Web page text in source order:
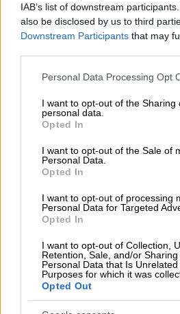
IAB’s list of downstream
also be disclosed by us to third
Downstream Participants that may
Please note that this website/app
not limited to your visit or usage
grant or deny consent to Google
use your data for below specified
consent section.
Personal Data Processing Opt
I want to opt-out of the Sharing
personal data.
Opted In
I want to opt-out of the Sale of
Personal Data.
Opted In
I want to opt-out of processing
Personal Data for Targeted
Opted In
I want to opt-out of Collection,
Retention, Sale, and/or
Personal Data that Is
Purposes for which it was
Opted Out
Οι τιμές τουπετρελαίου
7%, ξεπερνώντας το
αποκλεισμό στις ιρανικές
ΔΙΑΒΑΣΤΕ ΕΠΙΣΗΣ
Οικονομία|13.04.2026 11:10
e-ΕΦΚΑ-ΔΥΠΑ: Ο
πληρωμών από τις 14
Απριλίου
Η κατάρρευση των
αφήνει την εύθραυστη